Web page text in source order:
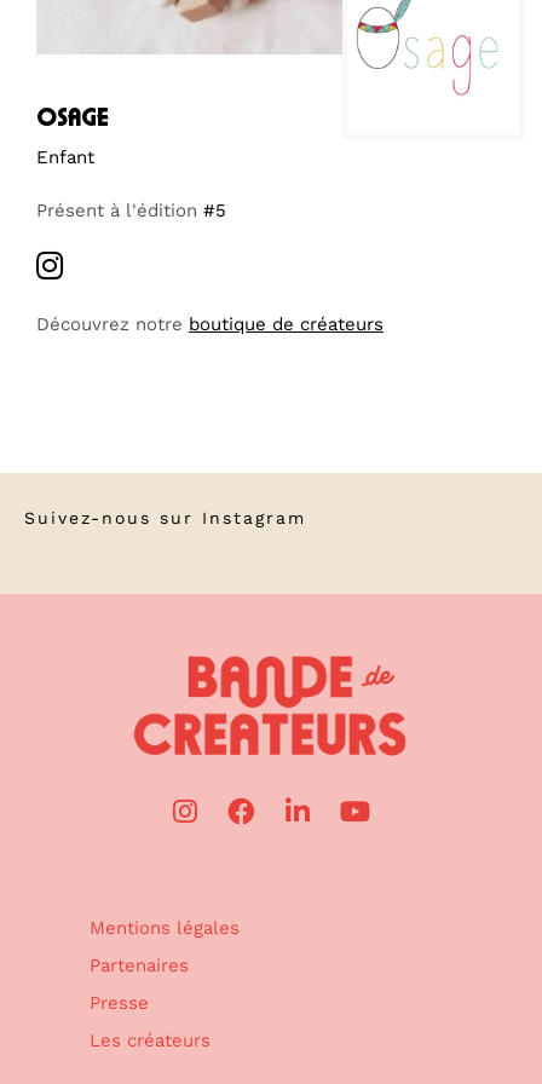
osage
Enfant
Présent à l'édition #5
Découvrez notre boutique de créateurs
Suivez-nous sur Instagram
Mentions légales
Partenaires
Presse
Les créateurs